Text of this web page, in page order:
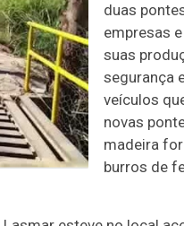
duas
empresas
suas
segurança
veículos
novas
madeira
burros de